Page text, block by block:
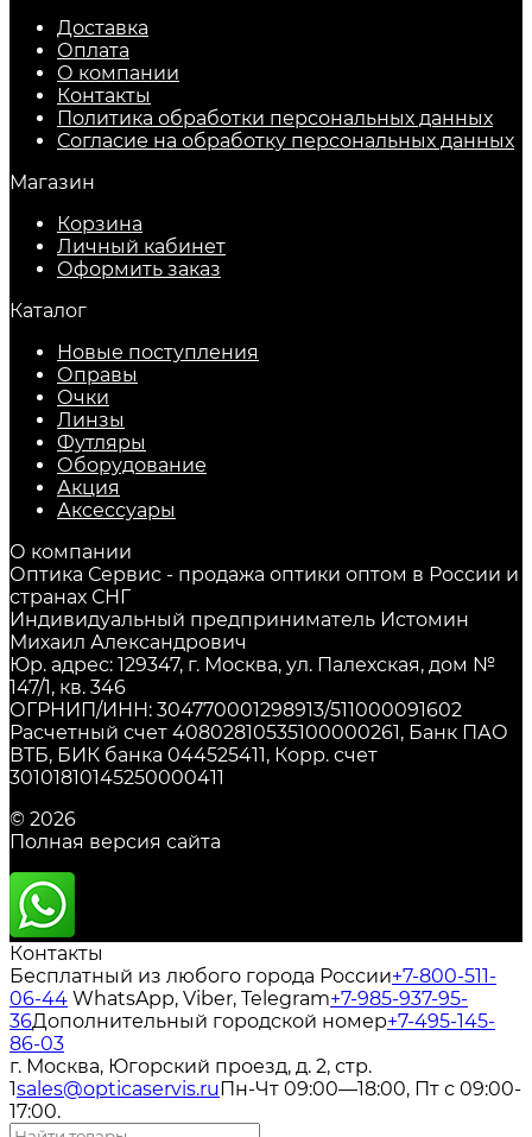
Доставка
Оплата
О компании
Контакты
Политика обработки персональных данных
Согласие на обработку персональных данных
Магазин
Корзина
Личный кабинет
Оформить заказ
Каталог
Новые поступления
Оправы
Очки
Линзы
Футляры
Оборудование
Акция
Аксессуары
О компании
Оптика Сервис - продажа оптики оптом в России и
странах СНГ
Индивидуальный предприниматель Истомин
Михаил Александрович
Юр. адрес: 129347, г. Москва, ул. Палехская, дом №
147/1, кв. 346
ОГРНИП/ИНН: 304770001298913/511000091602
Расчетный счет 40802810535100000261, Банк ПАО
ВТБ, БИК банка 044525411, Корр. счет
30101810145250000411
© 2026
Полная версия сайта
Контакты
Бесплатный из любого города России+7-800-511-
06-44 WhatsApp, Viber, Telegram+7-985-937-95-
36Дополнительный городской номер+7-495-145-
86-03
г. Москва, Югорский проезд, д. 2, стр.
1sales@opticaservis.ruПн-Чт 09:00—18:00, Пт с 09:00-
17:00.